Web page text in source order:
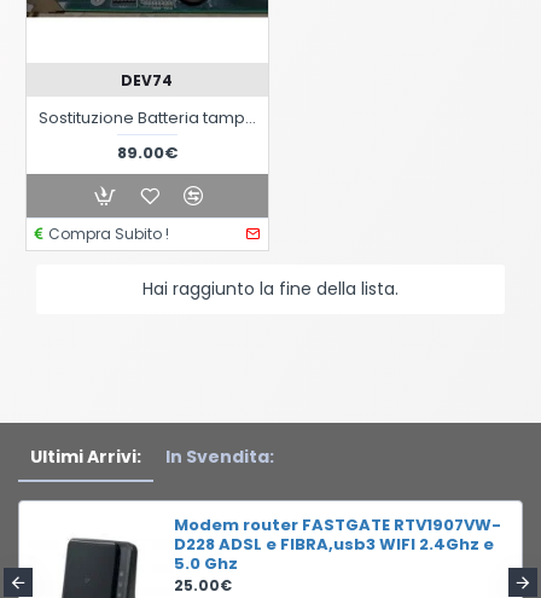
DEV74
Sostituzione Batteria tampone su MainBoard per Computers Commodore Amiga
89.00€
Compra Subito !
Hai raggiunto la fine della lista.
Ultimi Arrivi: In Svendita:
Modem router FASTGATE RTV1907VW-
D228 ADSL e FIBRA,usb3 WIFI 2.4Ghz e
5.0 Ghz
25.00€